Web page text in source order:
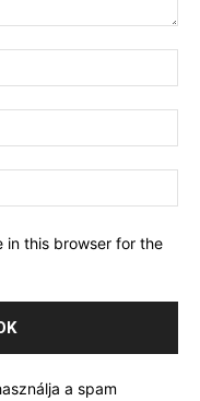
in this browser for the
a spam